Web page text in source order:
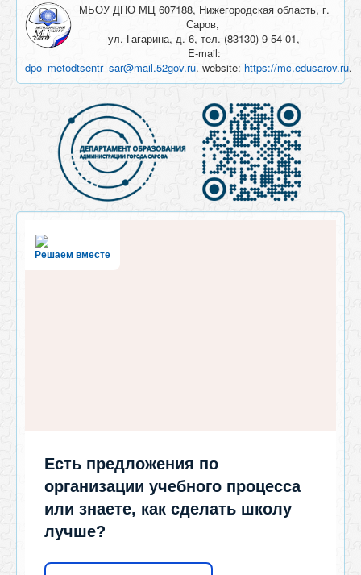
МБОУ ДПО МЦ 607188, Нижегородская область, г.
Саров,
ул. Гагарина, д. 6, тел. (83130) 9-54-01,
E-mail:
dpo_metodtsentr_sar@mail.52gov.ru. website: https://mc.edusarov.ru.
Решаем вместе
Есть предложения по
организации учебного процесса
или знаете, как сделать школу
лучше?